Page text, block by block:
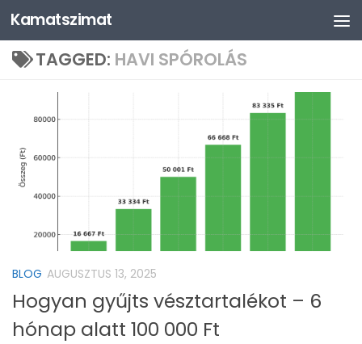
Skip to content
Kamatszimat
TAGGED: HAVI SPÓROLÁS
BLOG AUGUSZTUS 13, 2025
Hogyan gyűjts vésztartalékot – 6
hónap alatt 100 000 Ft